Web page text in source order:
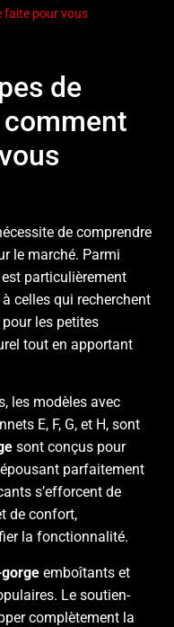
faite pour vous
de
de comprendre
le marché. Parmi
est particulièrement
celles qui recherchent
les petites
tout en apportant
les modèles avec
E, F, G, et H, sont
sont conçus pour
parfaitement
s’efforcent de
de confort,
la fonctionnalité.
emboîtants et
Le soutien-
complètement la